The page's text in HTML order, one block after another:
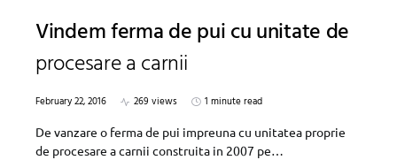
Vindem ferma de pui cu unitate de
procesare a carnii
February 22, 2016 269 views
1 minute read
De vanzare o ferma de pui impreuna cu unitatea proprie
de procesare a carnii construita in 2007 pe…